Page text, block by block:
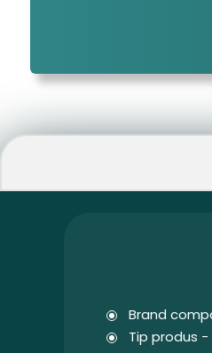
Brand
Tip produs -